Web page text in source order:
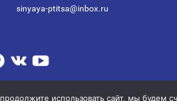
sinyaya-ptitsa@inbox.ru
и социальных программ "СИНЯЯ ПТИЦА"
использовать сайт, мы будем